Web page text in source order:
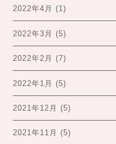
2022年4月 (1)
2022年3月 (5)
2022年2月 (7)
2022年1月 (5)
2021年12月 (5)
2021年11月 (5)